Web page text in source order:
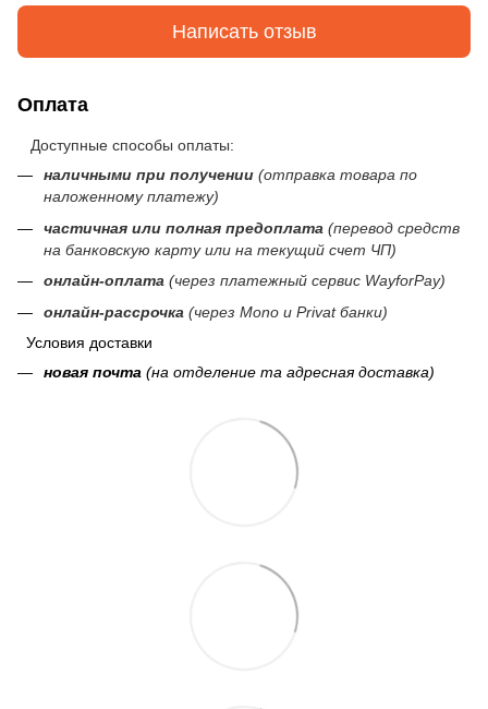
Написать отзыв
Оплата
Доступные способы оплаты:
наличными при получении (отправка товара по
наложенному платежу)
частичная или полная предоплата (перевод средств
на банковскую карту или на текущий счет ЧП)
онлайн-оплата (через платежный сервис WayforPay)
онлайн-рассрочка (через Mono и Privat банки)
Условия доставки
новая почта (на отделение та адресная доставка)